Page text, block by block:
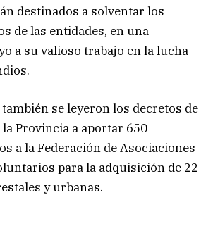
destinados a solventar los
de las entidades, en una
a su valioso trabajo en la lucha
se leyeron los decretos de
Provincia a aportar 650
a la Federación de Asociaciones
para la adquisición de 22
y urbanas.